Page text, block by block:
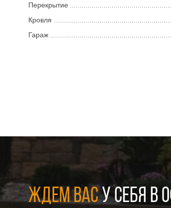
Перекрытие
Кровля
Гараж
ЖДЕМ ВАСУ СЕБЯ В